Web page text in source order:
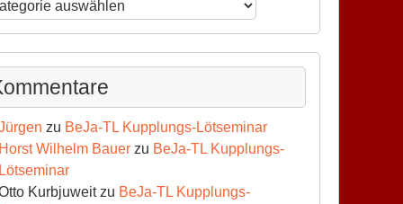
zu BeJa-TL Kupplungs-Lötseminar
Horst Wilhelm Bauerzu BeJa-TL Kupplungs-
Lötseminar
Kurbjuweitzu BeJa-TL Kupplungs-